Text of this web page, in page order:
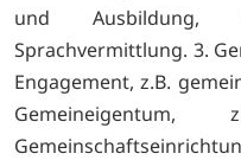
und Ausbildung,
Sprachvermittlung. 3.
Engagement, z.B.